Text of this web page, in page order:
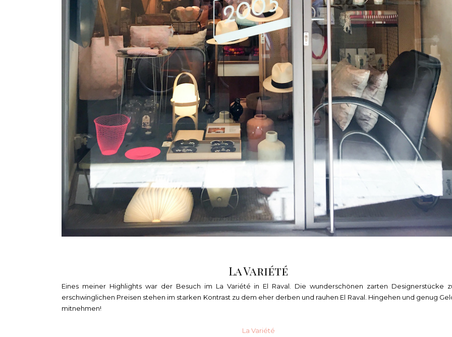
La Variété
Eines meiner Highlights war der Besuch im La Variété in El Raval. Die wunderschönen zarten Designerstücke
erschwinglichen Preisen stehen im starken Kontrast zu dem eher derben und rauhen El Raval. Hingehen und genug
mitnehmen!
La Variété